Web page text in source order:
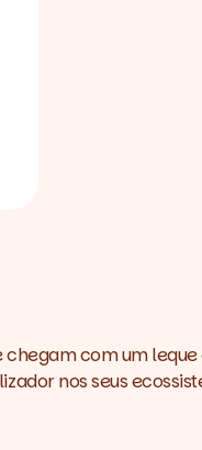
chegam com um
nos seus